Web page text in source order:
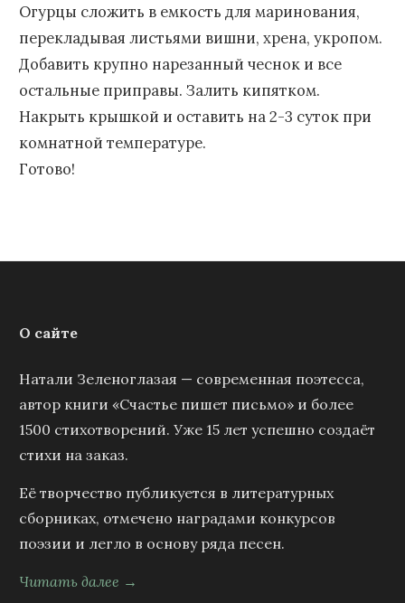
Огурцы сложить в емкость для маринования,
перекладывая листьями вишни, хрена, укропом.
Добавить крупно нарезанный чеснок и все
остальные приправы. Залить кипятком.
Накрыть крышкой и оставить на 2-3 суток при
комнатной температуре.
Готово!
О сайте
Натали Зеленоглазая — современная поэтесса,
автор книги «Счастье пишет письмо» и более
1500 стихотворений. Уже 15 лет успешно создаёт
стихи на заказ.
Её творчество публикуется в литературных
сборниках, отмечено наградами конкурсов
поэзии и легло в основу ряда песен.
Читать далее →